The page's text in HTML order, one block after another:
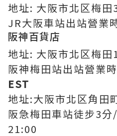
地址: 大阪市北区梅
JR大阪車站出站營業
阪神百貨店
地址: 大阪市北区梅
阪神梅田站出站營業
EST
地址:大阪市北区角田
阪急梅田車站徒步3
21:00